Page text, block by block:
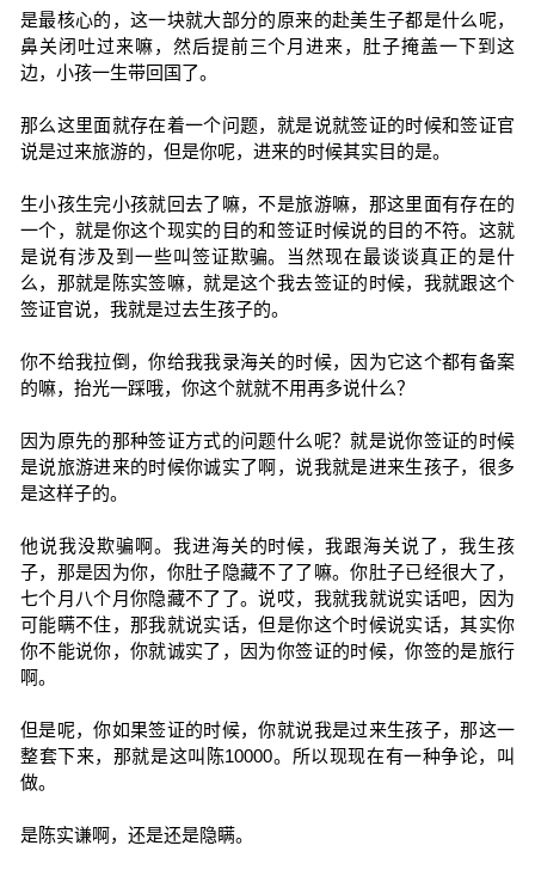
是最核心的，这一块就大部分的原来的赴美生子都是什么呢，
鼻关闭吐过来嘛，然后提前三个月进来，肚子掩盖一下到这
边，小孩一生带回国了。
那么这里面就存在着一个问题，就是说就签证的时候和签证官
说是过来旅游的，但是你呢，进来的时候其实目的是。
生小孩生完小孩就回去了嘛，不是旅游嘛，那这里面有存在的
一个，就是你这个现实的目的和签证时候说的目的不符。这就
是说有涉及到一些叫签证欺骗。当然现在最谈谈真正的是什
么，那就是陈实签嘛，就是这个我去签证的时候，我就跟这个
签证官说，我就是过去生孩子的。
你不给我拉倒，你给我我录海关的时候，因为它这个都有备案
的嘛，抬光一踩哦，你这个就就不用再多说什么？
因为原先的那种签证方式的问题什么呢？就是说你签证的时候
是说旅游进来的时候你诚实了啊，说我就是进来生孩子，很多
是这样子的。
他说我没欺骗啊。我进海关的时候，我跟海关说了，我生孩
子，那是因为你，你肚子隐藏不了了嘛。你肚子已经很大了，
七个月八个月你隐藏不了了。说哎，我就我就说实话吧，因为
可能瞒不住，那我就说实话，但是你这个时候说实话，其实你
你不能说你，你就诚实了，因为你签证的时候，你签的是旅行
啊。
但是呢，你如果签证的时候，你就说我是过来生孩子，那这一
整套下来，那就是这叫陈10000。所以现现在有一种争论，叫
做。
是陈实谦啊，还是还是隐瞒。